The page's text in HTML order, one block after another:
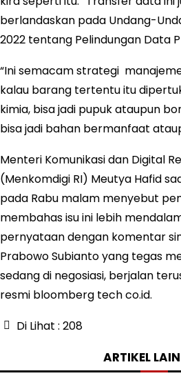
berlandaskan pada Undang-
2022 tentang Pelindungan Data
“Ini semacam strategi
kalau barang tertentu itu
kimia, bisa jadi pupuk ataupun
bisa jadi bahan bermanfaat
Menteri Komunikasi dan Digital
(Menkomdigi RI) Meutya Hafid
pada Rabu malam menyebut
membahas isu ini lebih
pernyataan dengan komentar
Prabowo Subianto yang tegas
sedang di negosiasi, berjalan
resmi bloomberg tech co.id.
Di Lihat : 208
ARTIKEL